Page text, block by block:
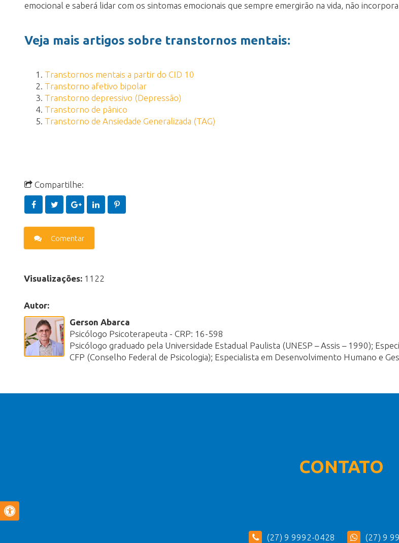
emocional e saberá lidar com os sintomas emocionais que sempre emergirão na vida, não
Veja mais artigos sobre transtornos mentais:
Transtornos mentais a partir do CID 10
Transtorno afetivo bipolar
Transtorno depressivo (Depressão)
Transtorno de pânico
Transtorno de Ansiedade Generalizada (TAG)
Compartilhe:
Comentar
Visualizações: 1122
Autor:
Gerson Abarca
Psicólogo Psicoterapeuta - CRP: 16-598
Psicólogo graduado pela Universidade Estadual Paulista (UNESP – Assis – 1990);
CFP (Conselho Federal de Psicologia); Especialista em Desenvolvimento Humano e
CONTATO
(27) 9 9992-0428 (27) 9